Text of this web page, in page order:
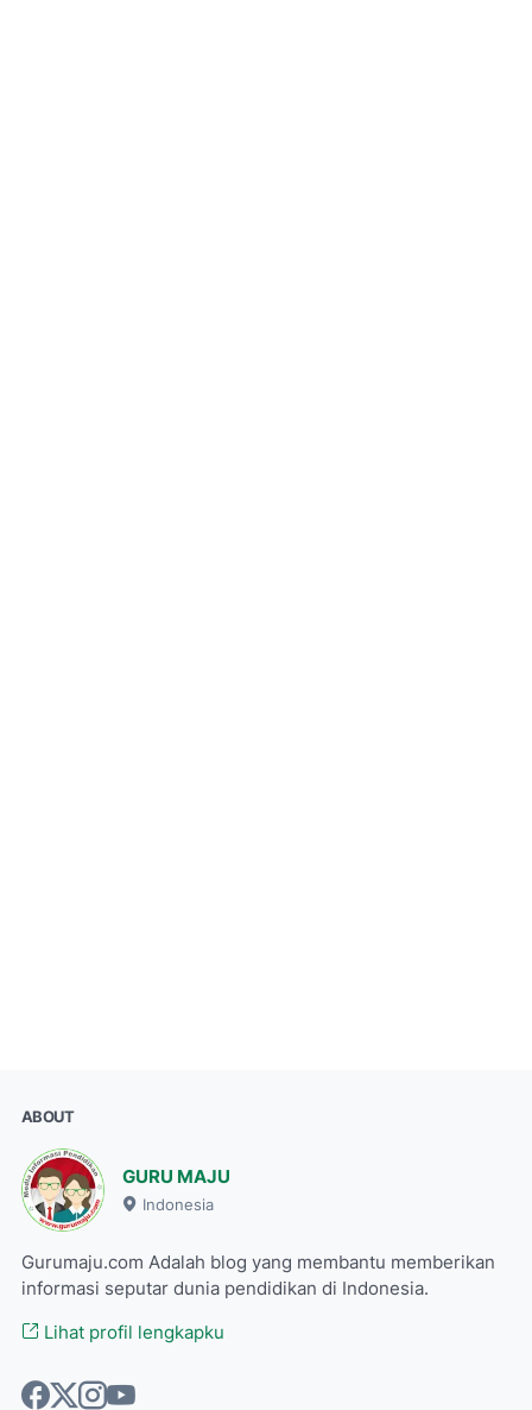
ABOUT
GURU MAJU
Indonesia
Gurumaju.com Adalah blog yang membantu memberikan
informasi seputar dunia pendidikan di Indonesia.
Lihat profil lengkapku